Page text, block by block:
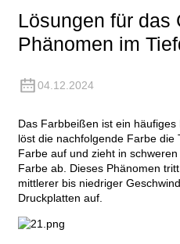
Lösungen für das
Phänomen im
04.12.2024
Das Farbbeißen ist ein
löst die nachfolgende Farbe die
Farbe auf und zieht in
Farbe ab. Dieses Phänomen
mittlerer bis niedriger
Druckplatten auf.